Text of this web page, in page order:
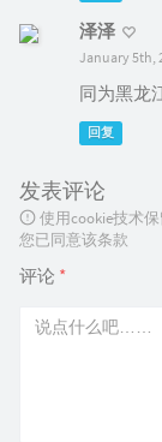
泽泽
January 5th,
同为黑龙
回复
发表评论
使用cookie技术
您已同意该条款
评论 *